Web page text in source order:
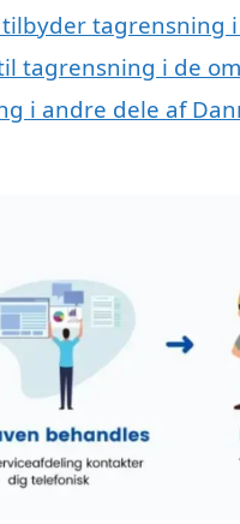
tagrensning
tagrensning i de
i andre dele af